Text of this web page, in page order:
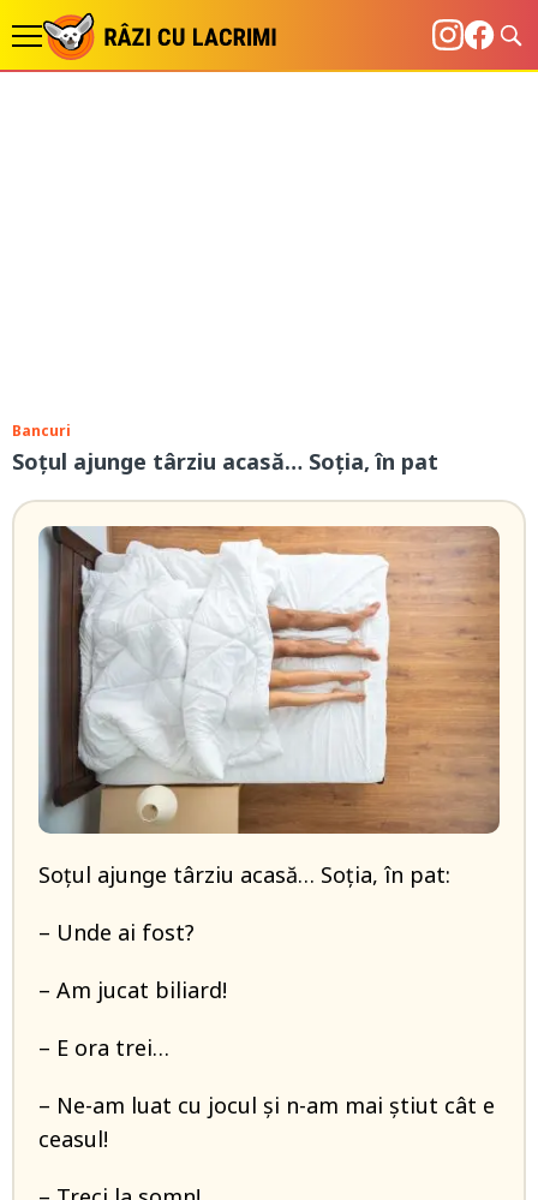
Bancuri
Soțul ajunge târziu acasă… Soția, în pat
Soțul ajunge târziu acasă… Soția, în pat:
– Unde ai fost?
– Am jucat biliard!
– E ora trei…
– Ne-am luat cu jocul și n-am mai știut cât e
ceasul!